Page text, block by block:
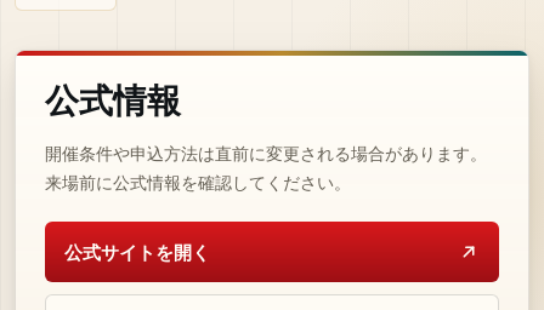
公式情報
開催条件や申込方法は直前に変更される場合があります。
来場前に公式情報を確認してください。
公式サイトを開く